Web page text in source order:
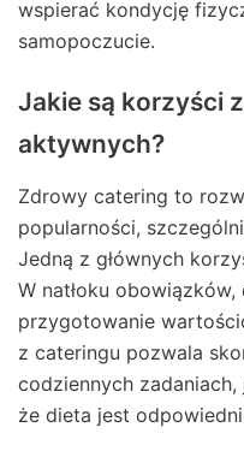
wspierać kondycję
samopoczucie.
Jakie są korzyści
aktywnych?
Zdrowy catering to
popularności,
Jedną z głównych
W natłoku
przygotowanie
z cateringu pozwala
codziennych
że dieta jest